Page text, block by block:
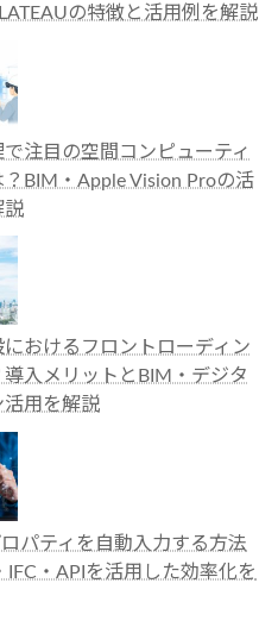
の特徴と活用例を解説
注目の空間コンピューティ
？BIM・Apple Vision Proの活
説
おけるフロントローディン
導入メリットとBIM・デジタ
活用を解説
パティを自動入力する方法
IFC・APIを活用した効率化を